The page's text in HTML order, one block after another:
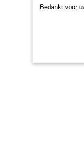
Bedankt voor